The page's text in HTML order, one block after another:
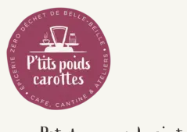
Passer
au
contenu